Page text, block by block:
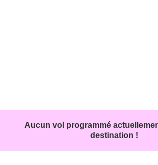
Aucun vol programmé
destination !